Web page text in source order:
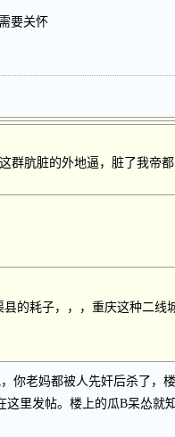
要关怀
群肮脏的外地逼，脏了我帝
的耗子，，，重庆这种二线
你老妈都被人先奸后杀了，
这里发帖。楼上的瓜B呆怂就